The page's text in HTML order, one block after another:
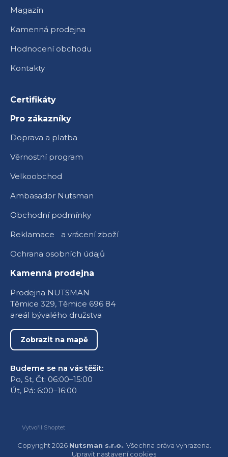
Magazín
Kamenná prodejna
Hodnocení obchodu
Kontakty
Certifikáty
Pro zákazníky
Doprava a platba
Věrnostní program
Velkoobchod
Ambasador Nutsman
Obchodní podmínky
Reklamace a vrácení zboží
Ochrana osobních údajů
Kamenná prodejna
Prodejna NUTSMAN
Těmice 329, Těmice 696 84
areál bývalého družstva
Zobrazit na mapě
Budeme se na vás těšit:
Po, St, Čt: 06:00–15:00
Út, Pá: 6:00–16:00
Vytvořil Shoptet
Copyright 2026 Nutsman s.r.o. . Všechna práva vyhrazena.
Upravit nastavení cookies